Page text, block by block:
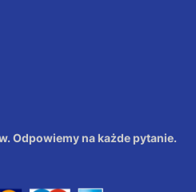
Odpowiemy na każde pytanie.